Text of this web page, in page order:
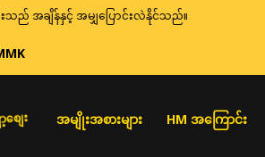
သည် အချိန်နှင့် အမျှပြောင်းလဲနိုင်သည်။
ျေး အမျိုးအစားများ HM အကြောင်း